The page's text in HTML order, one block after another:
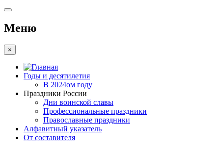
Меню
×
Годы и десятилетия
В 2024ом году
Праздники России
Дни воинской славы
Профессиональные праздники
Православные праздники
Алфавитный указатель
От составителя